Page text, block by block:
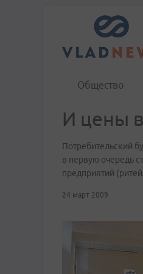
Общество
И цены
Потребительский
в первую очередь
предприятий
24 март 2009